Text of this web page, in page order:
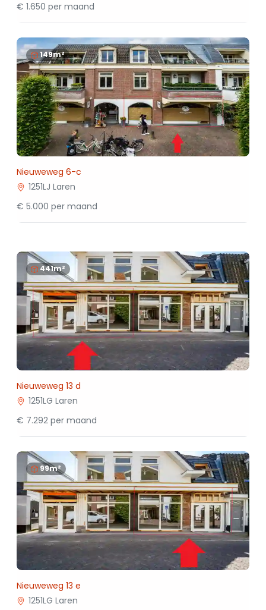
€ 1.650 per maand
149m²
Nieuweweg 6-c
1251LJ Laren
€ 5.000 per maand
441m²
Nieuweweg 13 d
1251LG Laren
€ 7.292 per maand
99m²
Nieuweweg 13 e
1251LG Laren